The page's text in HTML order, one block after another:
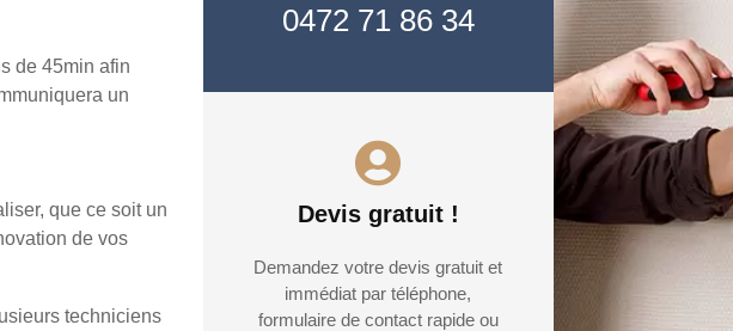
de 45min afin
un
que ce soit un
de vos
techniciens
0472 71 86 34
Devis gratuit !
Demandez votre devis gratuit et
immédiat par téléphone,
formulaire de contact rapide ou